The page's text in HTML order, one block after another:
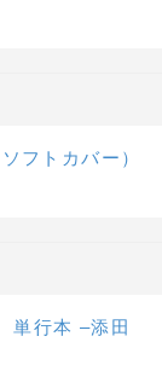
フトカバー）
単行本 –添田